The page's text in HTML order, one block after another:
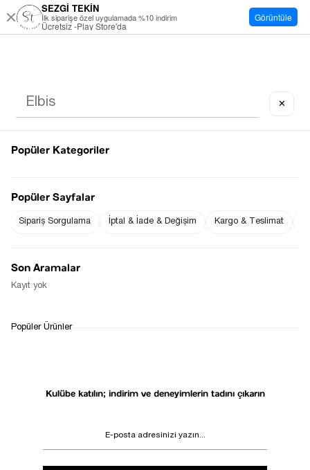
Kulübe katılın; indirim ve deneyimlerin tadını çıkarın
SEZGİ TEKİN
İlk siparişe özel uygulamada %10 indirim
Ücretsiz -Play Store'da
Görüntüle
✕
Popüler Kategoriler
Popüler Sayfalar
Sipariş Sorgulama İptal & İade & Değişim Kargo & Teslimat
Son Aramalar
Kayıt yok
Popüler Ürünler